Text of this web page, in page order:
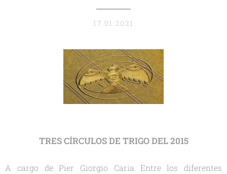
17.01.2021
TRES CÍRCULOS DE TRIGO DEL 2015
A cargo de Pier Giorgio Caria Entre los diferentes